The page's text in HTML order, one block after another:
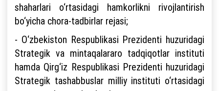
shaharlari o‘rtasidagi hamkorlikni rivojlantirish
bo‘yicha chora-tadbirlar rejasi;
- O‘zbekiston Respublikasi Prezidenti huzuridagi
Strategik va mintaqalararo tadqiqotlar instituti
hamda Qirg‘iz Respublikasi Prezidenti huzuridagi
Strategik tashabbuslar milliy instituti o‘rtasidagi